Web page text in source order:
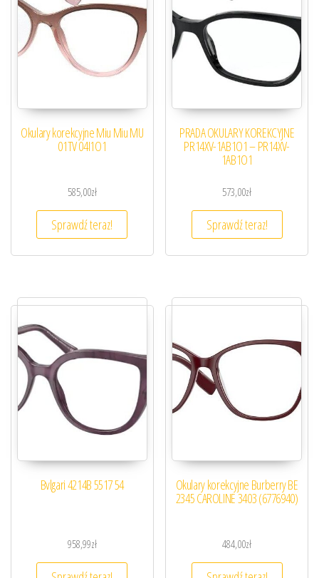
Okulary korekcyjne Miu Miu MU
01TV 04I1O1
585,00zł
Sprawdź teraz!
PRADA OKULARY KOREKCYJNE
PR14XV-1AB1O1 – PR14XV-
1AB1O1
573,00zł
Sprawdź teraz!
Bvlgari 4214B 5517 54
958,99zł
Okulary korekcyjne Burberry BE
2345 CAROLINE 3403 (6776940)
484,00zł